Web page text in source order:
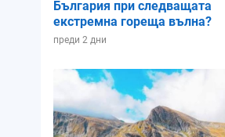
България при следващата
екстремна гореща вълна?
преди 2 дни